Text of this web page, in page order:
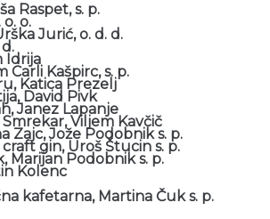
Raspet, s. p.
o.
Jurić, o. d. d.
Idrija
Carli Kašpirc, s. p.
Katica Prezelj
David Pivk
Janez Lapanje
Viljem Kavčič
Zajc, Jože Podobnik s. p.
gin, Uroš Štucin s. p.
Marijan Podobnik s. p.
Kolenc
kafetarna, Martina Čuk s. p.